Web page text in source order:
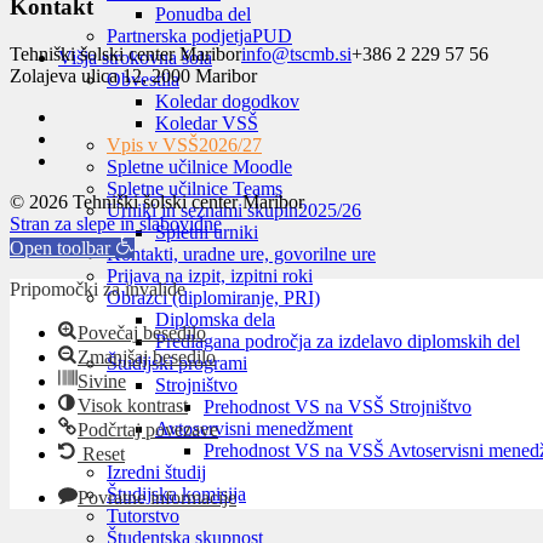
Ponudba del
Partnerska podjetjaPUD
Višja strokovna šola
Obvestila
Koledar dogodkov
Koledar VSŠ
Vpis v VSŠ2026/27
Spletne učilnice Moodle
Spletne učilnice Teams
Urniki in seznami skupin2025/26
Spletni urniki
Kontakti, uradne ure, govorilne ure
Prijava na izpit, izpitni roki
Obrazci (diplomiranje, PRI)
Diplomska dela
Predlagana področja za izdelavo diplomskih del
Študijski programi
Strojništvo
Prehodnost VS na VSŠ Strojništvo
Avtoservisni menedžment
Prehodnost VS na VSŠ Avtoservisni
Izredni študij
Študijska komisija
Tutorstvo
Študentska skupnost
Kontakt
Tehniški šolski center Mariborinfo@tscmb.si+386 2 229 57 56
Zolajeva ulica 12, 2000 Maribor
© 2026 Tehniški šolski center Maribor
Stran za slepe in slabovidne
Open toolbar
Pripomočki za invalide
Povečaj besedilo
Zmanjšaj besedilo
Sivine
Visok kontrast
Podčrtaj povezave
Reset
Povratne informacije